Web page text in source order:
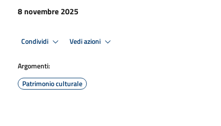
8 novembre 2025
Condividi Vedi azioni
Argomenti:
Patrimonio culturale